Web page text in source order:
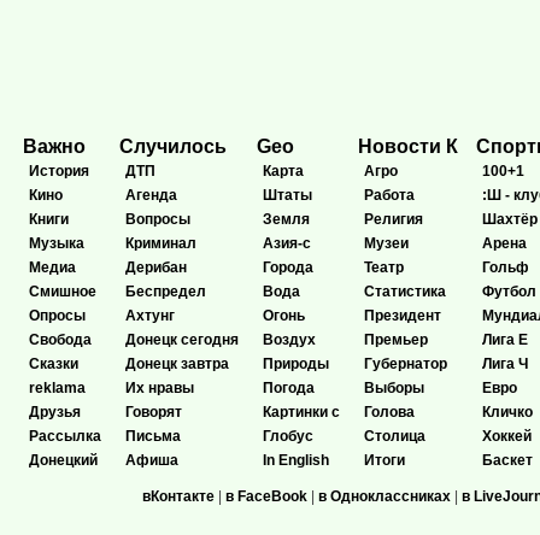
Важно
История
Кино
Книги
Музыка
Медиа
Смишное
Опросы
Свобода
Сказки
reklama
Друзья
Рассылка
Донецкий
Случилось
ДТП
Агенда
Вопросы
Криминал
Дерибан
Беспредел
Ахтунг
Донецк сегодня
Донецк завтра
Их нравы
Говорят
Письма
Афиша
Geo
Карта
Штаты
Земля
Азия-с
Города
Вода
Огонь
Воздух
Природы
Погода
Картинки с
Глобус
In English
Новости К
Агро
Работа
Религия
Музеи
Театр
Статистика
Президент
Премьер
Губернатор
Выборы
Голова
Столица
Итоги
100+1
:Ш -
Шахтёр
Арена
Гольф
Футбол
Лига Е
Лига Ч
Евро
Кличко
Хоккей
Баскет
вКонтакте | в FaceBook | в Одноклассниках | в